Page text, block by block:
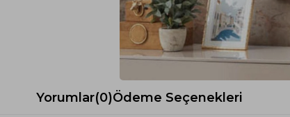
Spor Koltuk Takımı
Krem Koltuk Takımı
Gri Koltuk Takımı
Ev Tekstili
Gri TV Ünitesi
Beyaz TV Ünitesi
Siyah TV Ünitesi
Dresuar
Yorumlar(0)Ödeme Seçenekleri